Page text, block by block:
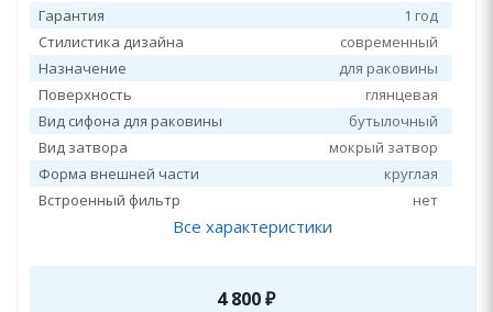
Гарантия
1 год
Стилистика дизайна
современный
Назначение
для раковины
Поверхность
глянцевая
Вид сифона для раковины
бутылочный
Вид затвора
мокрый затвор
Форма внешней части
круглая
Встроенный фильтр
нет
Все характеристики
4 800₽